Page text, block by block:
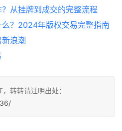
从挂牌到成交的完整流程
？2024年版权交易完整指南
浪潮
转转请注明出处：